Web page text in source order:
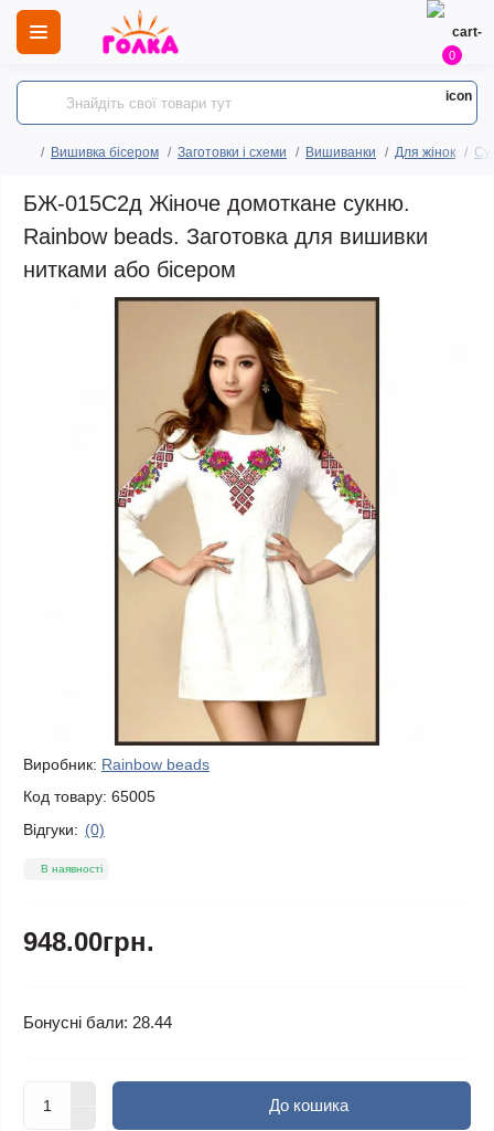
0
Вишивка бісером Заготовки і схеми Вишиванки Для жінок
БЖ-015С2д Жіноче домоткане сукню.
Rainbow beads. Заготовка для вишивки
нитками або бісером
Виробник: Rainbow beads
Код товару: 65005
Відгуки: (0)
В наявності
948.00грн.
Бонусні бали: 28.44
До кошика